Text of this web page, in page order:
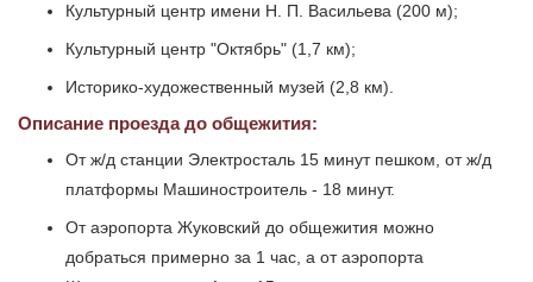
Культурный центр имени Н. П. Васильева (200 м);
Культурный центр "Октябрь" (1,7 км);
Историко-художественный музей (2,8 км).
Описание проезда до общежития:
От ж/д станции Электросталь 15 минут пешком, от ж/д
платформы Машиностроитель - 18 минут.
От аэропорта Жуковский до общежития можно
добраться примерно за 1 час, а от аэропорта